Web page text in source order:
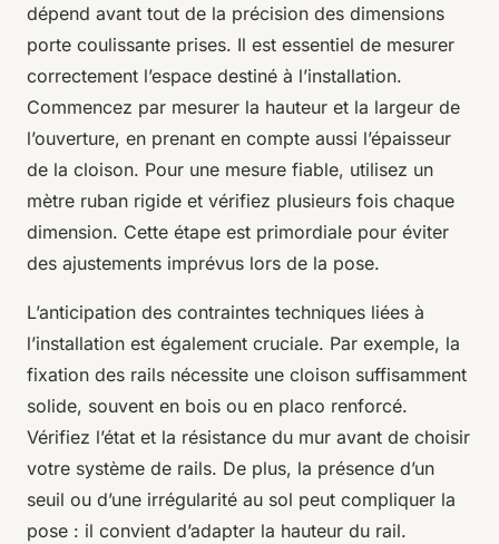
dépend avant tout de la précision des dimensions
porte coulissante prises. Il est essentiel de mesurer
correctement l’espace destiné à l’installation.
Commencez par mesurer la hauteur et la largeur de
l’ouverture, en prenant en compte aussi l’épaisseur
de la cloison. Pour une mesure fiable, utilisez un
mètre ruban rigide et vérifiez plusieurs fois chaque
dimension. Cette étape est primordiale pour éviter
des ajustements imprévus lors de la pose.
L’anticipation des contraintes techniques liées à
l’installation est également cruciale. Par exemple, la
fixation des rails nécessite une cloison suffisamment
solide, souvent en bois ou en placo renforcé.
Vérifiez l’état et la résistance du mur avant de choisir
votre système de rails. De plus, la présence d’un
seuil ou d’une irrégularité au sol peut compliquer la
pose : il convient d’adapter la hauteur du rail.